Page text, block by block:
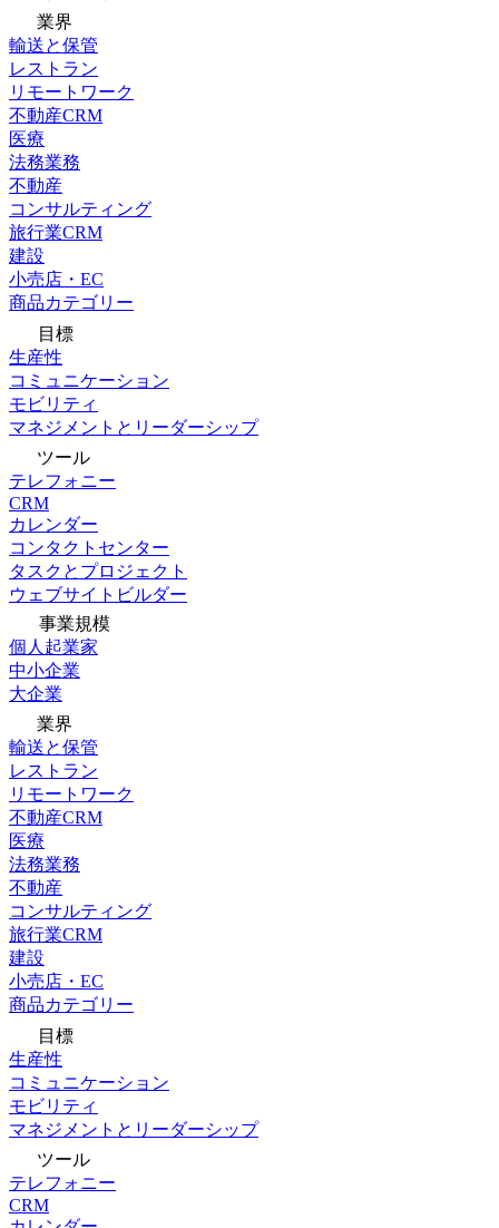
業界
輸送と保管
レストラン
リモートワーク
不動産CRM
医療
法務業務
不動産
コンサルティング
旅行業CRM
建設
小売店・EC
商品カテゴリー
目標
生産性
コミュニケーション
モビリティ
マネジメントとリーダーシップ
ツール
テレフォニー
CRM
カレンダー
コンタクトセンター
タスクとプロジェクト
ウェブサイトビルダー
事業規模
個人起業家
中小企業
大企業
業界
輸送と保管
レストラン
リモートワーク
不動産CRM
医療
法務業務
不動産
コンサルティング
旅行業CRM
建設
小売店・EC
商品カテゴリー
目標
生産性
コミュニケーション
モビリティ
マネジメントとリーダーシップ
ツール
テレフォニー
CRM